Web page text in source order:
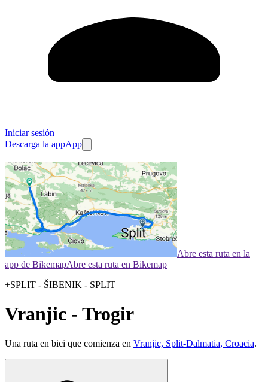
Iniciar sesión
Descarga la appApp
Abre esta ruta en la
app de BikemapAbre esta ruta en Bikemap
+SPLIT - ŠIBENIK - SPLIT
Vranjic - Trogir
Una ruta en bici que comienza en Vranjic, Split-Dalmatia, Croacia.